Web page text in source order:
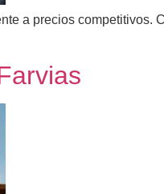
a precios competitivos.